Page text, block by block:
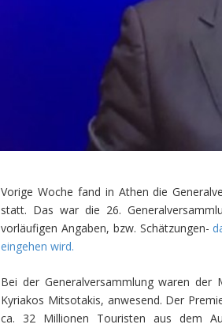
Vorige Woche fand in Athen die
statt. Das war die 26.
vorläufigen Angaben, bzw. Schätzungen-
eingehen wird.
Bei der Generalversammlung waren der
Kyriakos Mitsotakis, anwesend. Der
ca. 32 Millionen Touristen aus dem